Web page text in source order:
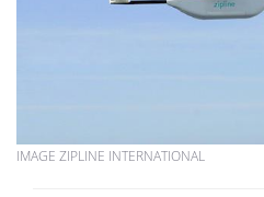
IMAGE ZIPLINE INTERNATIONAL